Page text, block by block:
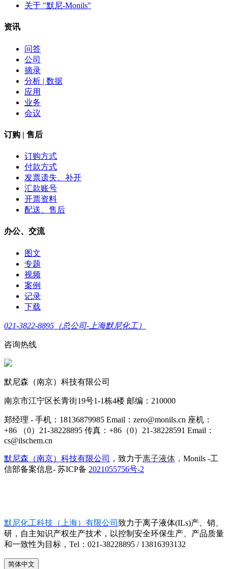
关于 "默尼-Monils"
资讯
问答
公司
摘录
分析 | 数据
应用
业务
会议
订购 | 售后
订购方式
付款方式
发票遗失、补开
汇款账号
开票资料
配送、售后
办公、交流
图文
专题
视频
案例
记录
下载
021-3822-8895（总公司-上海默尼化工）
咨询热线
默尼森（南京）科技有限公司
南京市江宁区长青街19号1-1栋4楼 邮编：210000
郑经理 - 手机：18136879985 Email：zero@monils.cn 座机：
+86 （0）21-38228895 传真：+86（0）21-38228591 Email：
cs@ilschem.cn
默尼森（南京）科技有限公司 ，致力于离子液体 ， Monils -工
信部备案信息- 苏ICP备 2021055756号-2
默尼化工科技（上海）有限公司 致力于离子液体(ILs)产、销、
研，自主知识产权生产技术，以控制安全环保生产、产品质量
和一致性为目标，Tel：021-38228895 / 13816393132
简体中文